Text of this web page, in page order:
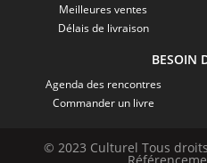
Meilleures ventes
Délais de livraison
BESOIN
Agenda des rencontres
Commander un livre
© 2023 Culturel Tous